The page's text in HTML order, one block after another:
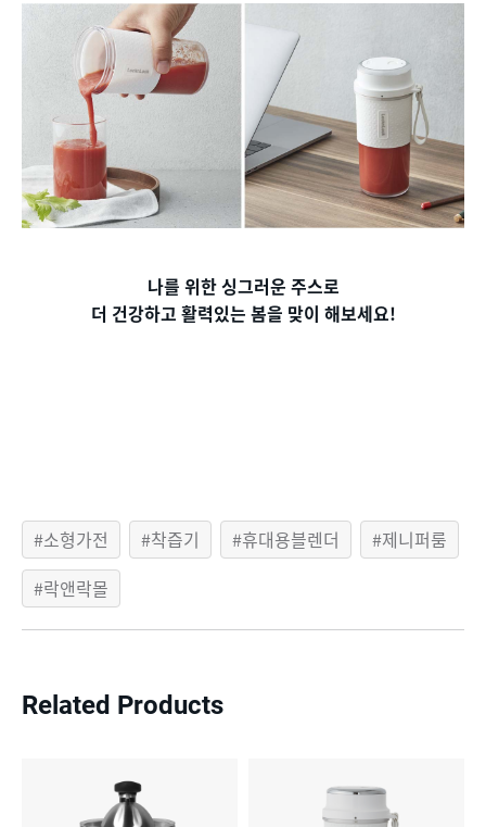
나를 위한 싱그러운 주스로
더 건강하고 활력있는 봄을 맞이 해보세요!
소형가전 착즙기 휴대용블렌더
제니퍼룸
락앤락몰
Related Products